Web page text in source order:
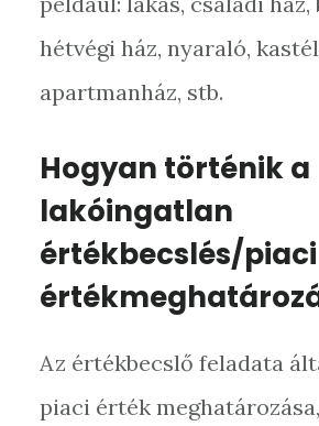
hétvégi ház, nyaraló,
apartmanház, stb.
Hogyan történik a
lakóingatlan
értékbecslés/piaci
Az értékbecslő feladata
piaci érték